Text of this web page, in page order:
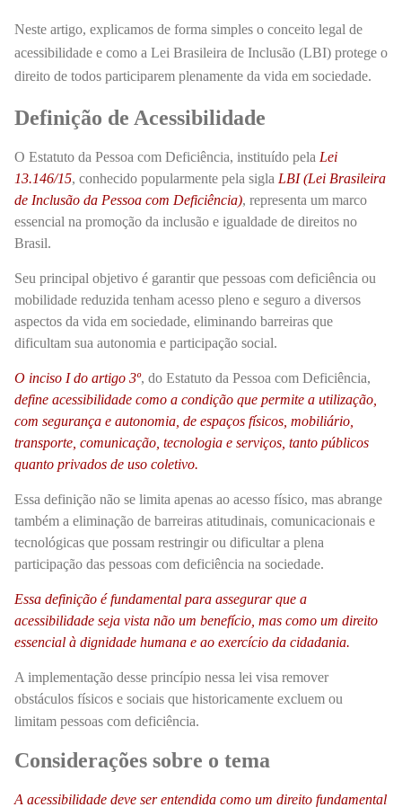
Neste artigo, explicamos de forma simples o conceito legal de
acessibilidade e como a Lei Brasileira de Inclusão (LBI) protege o
direito de todos participarem plenamente da vida em sociedade.
Definição de Acessibilidade
O Estatuto da Pessoa com Deficiência, instituído pela Lei
13.146/15, conhecido popularmente pela sigla LBI (Lei Brasileira
de Inclusão da Pessoa com Deficiência), representa um marco
essencial na promoção da inclusão e igualdade de direitos no
Brasil.
Seu principal objetivo é garantir que pessoas com deficiência ou
mobilidade reduzida tenham acesso pleno e seguro a diversos
aspectos da vida em sociedade, eliminando barreiras que
dificultam sua autonomia e participação social.
O inciso I do artigo 3º, do Estatuto da Pessoa com Deficiência,
define acessibilidade como a condição que permite a utilização,
com segurança e autonomia, de espaços físicos, mobiliário,
transporte, comunicação, tecnologia e serviços, tanto públicos
quanto privados de uso coletivo.
Essa definição não se limita apenas ao acesso físico, mas abrange
também a eliminação de barreiras atitudinais, comunicacionais e
tecnológicas que possam restringir ou dificultar a plena
participação das pessoas com deficiência na sociedade.
Essa definição é fundamental para assegurar que a
acessibilidade seja vista não um benefício, mas como um direito
essencial à dignidade humana e ao exercício da cidadania.
A implementação desse princípio nessa lei visa remover
obstáculos físicos e sociais que historicamente excluem ou
limitam pessoas com deficiência.
Considerações sobre o tema
A acessibilidade deve ser entendida como um direito fundamental